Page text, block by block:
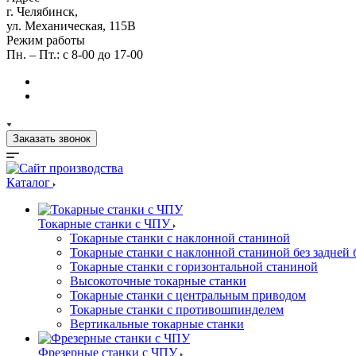
г. Челябинск,
ул. Механическая, 115В
Режим работы
Пн. – Пт.: с 8-00 до 17-00
Заказать звонок
Каталог
Токарные станки с ЧПУ
Токарные станки с наклонной станиной
Токарные станки с наклонной станиной без задней
Токарные станки с горизонтальной станиной
Высокоточные токарные станки
Токарные станки с центральным приводом
Токарные станки с противошпинделем
Вертикальные токарные станки
Фрезерные станки с ЧПУ